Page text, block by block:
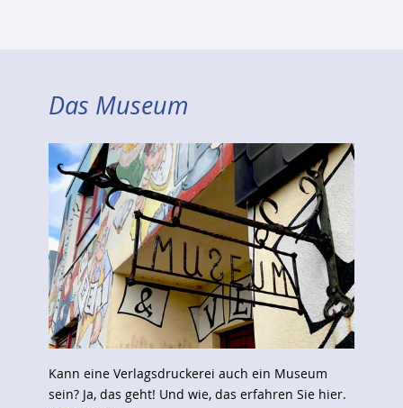
Das Museum
Kann eine Verlagsdruckerei auch ein Museum
sein? Ja, das geht! Und wie, das erfahren Sie hier.